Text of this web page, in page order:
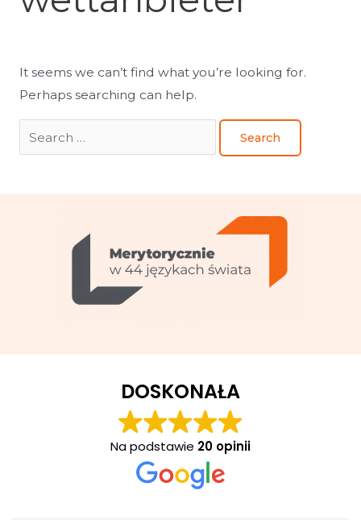
It seems we can’t find what you’re looking for.
Perhaps searching can help.
DOSKONAŁA
Na podstawie 20 opinii